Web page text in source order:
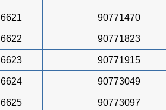
6621 90771470
6622 90771823
6623 90771915
6624 90773049
6625 90773097